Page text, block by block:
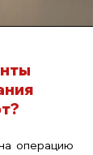
операцию